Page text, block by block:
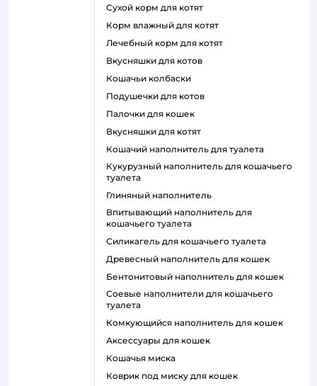
сухой корм для котят
корм влажный для котят
лечебный корм для котят
вкусняшки для котов
кошачьи колбаски
подушечки для котов
палочки для кошек
вкусняшки для котят
кошачий наполнитель для туалета
кукурузный наполнитель для кошачьего
туалета
глиняный наполнитель
впитывающий наполнитель для
кошачьего туалета
силикагель для кошачьего туалета
древесный наполнитель для кошек
бентонитовый наполнитель для кошек
соевые наполнители для кошачьего
туалета
комкующийся наполнитель для кошек
аксессуары для кошек
кошачья миска
коврик под миску для кошек